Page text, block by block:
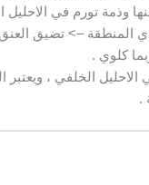
وذمة تورم في
المنطقة –> تضيق العنق
كلوي .
الخلفي ، ويعتبر
.